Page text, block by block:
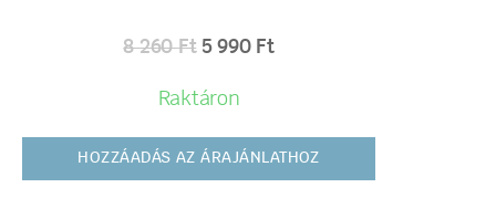
8 260Ft 5 990 Ft
Raktáron
HOZZÁADÁS AZ ÁRAJÁNLATHOZ